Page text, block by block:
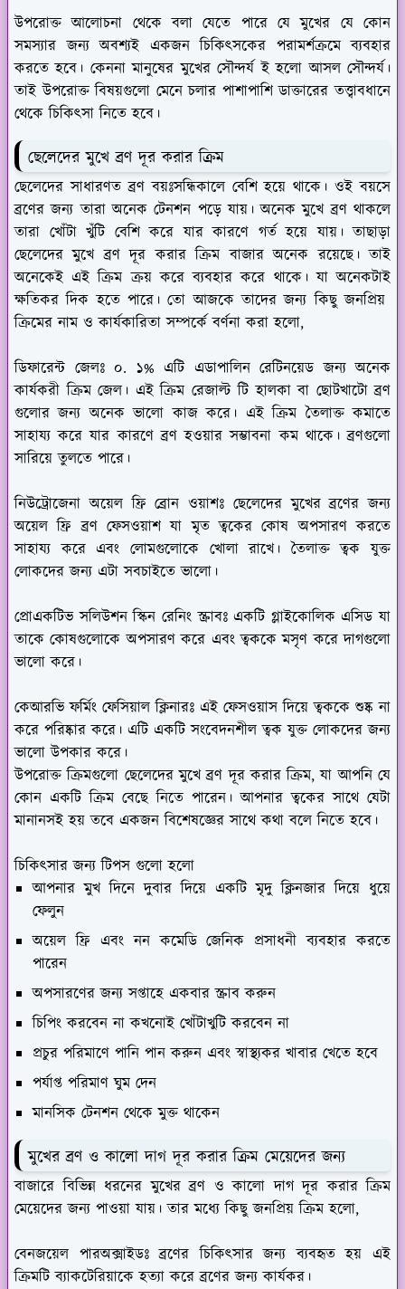
উপরোক্ত আলোচনা থেকে বলা যেতে পারে যে মুখের যে কোন
সমস্যার জন্য অবশ্যই একজন চিকিৎসকের পরামর্শক্রমে ব্যবহার
করতে হবে। কেননা মানুষের মুখের সৌন্দর্য ই হলো আসল সৌন্দর্য।
তাই উপরোক্ত বিষয়গুলো মেনে চলার পাশাপাশি ডাক্তারের তত্ত্বাবধানে
থেকে চিকিৎসা নিতে হবে।
ছেলেদের মুখে ব্রণ দূর করার ক্রিম
ছেলেদের সাধারণত ব্রণ বয়ঃসন্ধিকালে বেশি হয়ে থাকে। ওই বয়সে
ব্রণের জন্য তারা অনেক টেনশন পড়ে যায়। অনেক মুখে ব্রণ থাকলে
তারা খোঁটা খুঁটি বেশি করে যার কারণে গর্ত হয়ে যায়। তাছাড়া
ছেলেদের মুখে ব্রণ দূর করার ক্রিম বাজার অনেক রয়েছে। তাই
অনেকেই এই ক্রিম ক্রয় করে ব্যবহার করে থাকে। যা অনেকটাই
ক্ষতিকর দিক হতে পারে। তো আজকে তাদের জন্য কিছু জনপ্রিয়
ক্রিমের নাম ও কার্যকারিতা সম্পর্কে বর্ণনা করা হলো,
ডিফারেন্ট জেলঃ০. ১% এটি এডাপালিন রেটিনয়েড জন্য অনেক
কার্যকরী ক্রিম জেল। এই ক্রিম রেজাল্ট টি হালকা বা ছোটখাটো ব্রণ
গুলোর জন্য অনেক ভালো কাজ করে। এই ক্রিম তৈলাক্ত কমাতে
সাহায্য করে যার কারণে ব্রণ হওয়ার সম্ভাবনা কম থাকে। ব্রণগুলো
সারিয়ে তুলতে পারে।
নিউট্রোজেনা অয়েল ফ্রি ব্রোন ওয়াশঃ ছেলেদের মুখের ব্রণের জন্য
অয়েল ফ্রি ব্রণ ফেসওয়াশ যা মৃত ত্বকের কোষ অপসারণ করতে
সাহায্য করে এবং লোমগুলোকে খোলা রাখে। তৈলাক্ত ত্বক যুক্ত
লোকদের জন্য এটা সবচাইতে ভালো।
প্রোএকটিভ সলিউশন স্কিন রেনিং স্ক্রাবঃএকটি গ্লাইকোলিক এসিড যা
তাকে কোষগুলোকে অপসারণ করে এবং ত্বককে মসৃণ করে দাগগুলো
ভালো করে।
কেআরভি ফর্মিং ফেসিয়াল ক্লিনারঃ এই ফেসওয়াস দিয়ে ত্বককে শুষ্ক না
করে পরিষ্কার করে। এটি একটি সংবেদনশীল ত্বক যুক্ত লোকদের জন্য
ভালো উপকার করে।
উপরোক্ত ক্রিমগুলো ছেলেদের মুখে ব্রণ দূর করার ক্রিম, যা আপনি যে
কোন একটি ক্রিম বেছে নিতে পারেন। আপনার ত্বকের সাথে যেটা
মানানসই হয় তবে একজন বিশেষজ্ঞের সাথে কথা বলে নিতে হবে।
চিকিৎসার জন্য টিপস গুলো হলো
আপনার মুখ দিনে দুবার দিয়ে একটি মৃদু ক্লিনজার দিয়ে ধুয়ে
ফেলুন
অয়েল ফ্রি এবং নন কমেডি জেনিক প্রসাধনী ব্যবহার করতে
পারেন
অপসারণের জন্য সপ্তাহে একবার স্ক্রাব করুন
চিপিং করবেন না কখনোই খোঁটাখুটি করবেন না
প্রচুর পরিমাণে পানি পান করুন এবং স্বাস্থ্যকর খাবার খেতে হবে
পর্যাপ্ত পরিমাণ ঘুম দেন
মানসিক টেনশন থেকে মুক্ত থাকেন
মুখের ব্রণ ও কালো দাগ দূর করার ক্রিম মেয়েদের জন্য
বাজারে বিভিন্ন ধরনের মুখের ব্রণ ও কালো দাগ দূর করার ক্রিম
মেয়েদের জন্য পাওয়া যায়। তার মধ্যে কিছু জনপ্রিয় ক্রিম হলো,
বেনজয়েল পারঅক্সাইডঃব্রণের চিকিৎসার জন্য ব্যবহৃত হয় এই
ক্রিমটি ব্যাকটেরিয়াকে হত্যা করে ব্রণের জন্য কার্যকর।